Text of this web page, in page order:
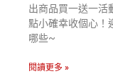
出商品買一送一活
點小確幸收個心！
哪些~
閱讀更多 »